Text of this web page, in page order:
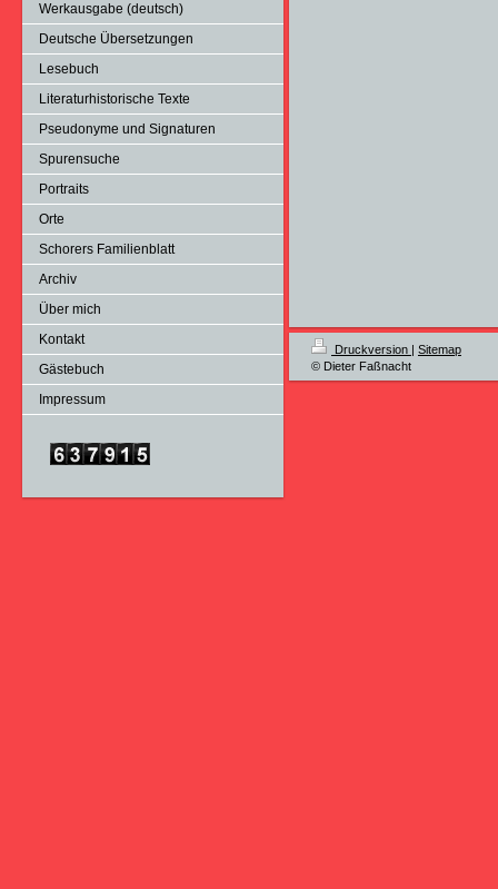
Werkausgabe (deutsch)
Deutsche Übersetzungen
Lesebuch
Literaturhistorische Texte
Pseudonyme und Signaturen
Spurensuche
Portraits
Orte
Schorers Familienblatt
Archiv
Über mich
Kontakt
Gästebuch
Impressum
Druckversion | Sitemap
© Dieter Faßnacht